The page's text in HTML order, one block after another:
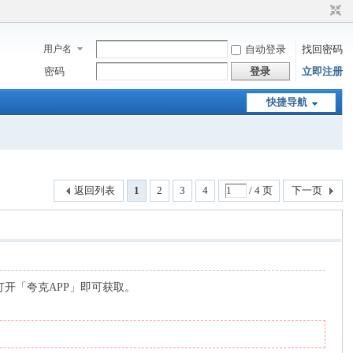
用户名 自动登录
找回密码
密码
登录 立即注册
快捷导航
1 2 3 4 / 4 页 下一页
返回列表
「夸克APP」即可获取。